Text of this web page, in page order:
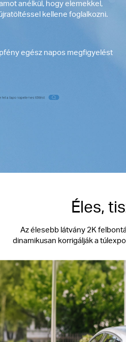
anélkül, hogy elemekkel,
kellene foglalkozni.
egész napos megfigyelést
Éles,
Az élesebb látvány 2K
dinamikusan korrigálják a